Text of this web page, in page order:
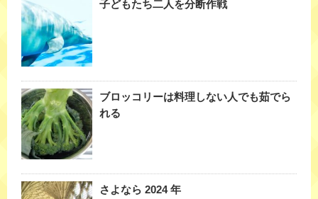
子どもたち二人を分断作戦
ブロッコリーは料理しない人でも茹でら
れる
さよなら 2024 年